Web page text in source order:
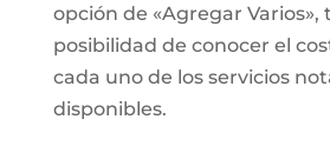
opción de «Agregar Varios»,
posibilidad de conocer el
cada uno de los servicios
disponibles.